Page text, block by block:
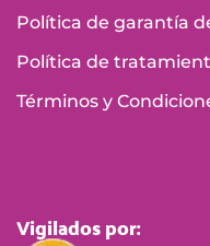
Política de garantía
Política de
Términos y
Vigilados por: